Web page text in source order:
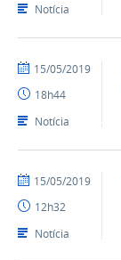
Notícia
por
publicado
15/05/2019
18h44
Notícia
por
publicado
15/05/2019
12h32
Notícia